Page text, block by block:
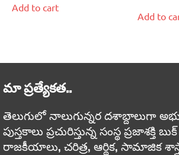
Add to cart
Add to
మా ప్రత్యేకత..
తెలుగులో నాలుగున్నర దశాబ్దాలుగా
పుస్తకాలు ప్రచురిస్తున్న సంస్థ
రాజకీయాలు, చరిత్ర, ఆర్థిక, సామాజిక